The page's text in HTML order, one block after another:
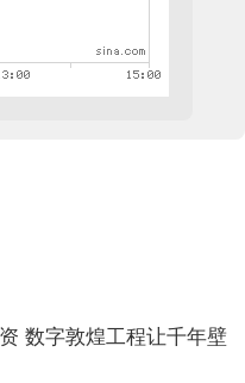
数字敦煌工程让千年壁